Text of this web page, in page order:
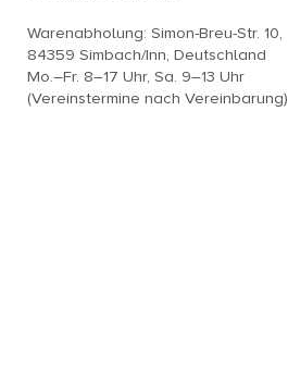
Warenabholung: Simon-Breu-Str. 10,
84359 Simbach/Inn, Deutschland
Mo.–Fr. 8–17 Uhr, Sa. 9–13 Uhr
(Vereinstermine nach Vereinbarung)